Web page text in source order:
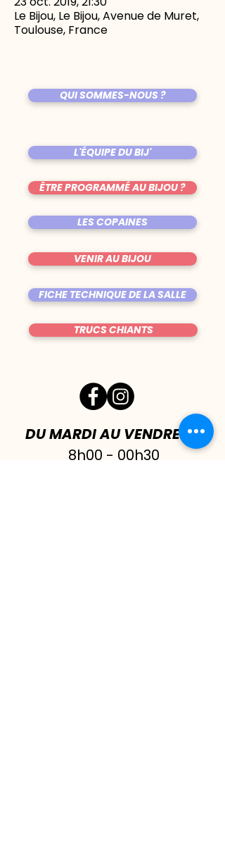
Le Bijou, Le Bijou, Avenue de Muret,
Toulouse, France
QUI SOMMES-NOUS ?
L'ÉQUIPE DU BIJ'
ÊTRE PROGRAMMÉ AU BIJOU ?
LES COPAINES
VENIR AU BIJOU
FICHE TECHNIQUE DE LA SALLE
TRUCS CHIANTS
DU MARDI AU VENDREDI|
8h00 - 00h30